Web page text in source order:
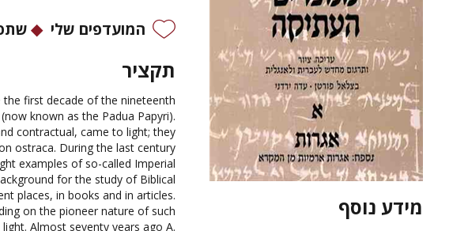
מידע נוסף
המועדפים שלי
תקציר
the first decade of the nineteenth
known as the Padua Papyri).
contractual, came to light; they
ostraca. During the last century
examples of so-called Imperial
for the study of Biblical
places, in books and in articles.
on the pioneer nature of such
Almost seventy years ago A.